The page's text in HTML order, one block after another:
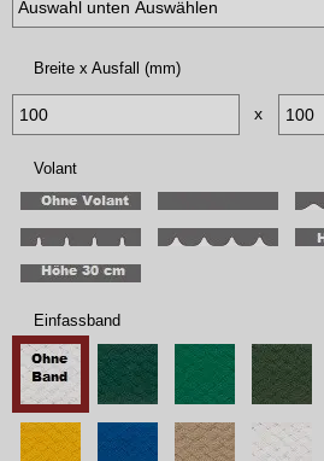
Breite x Ausfall (mm)
x
Volant
Einfassband